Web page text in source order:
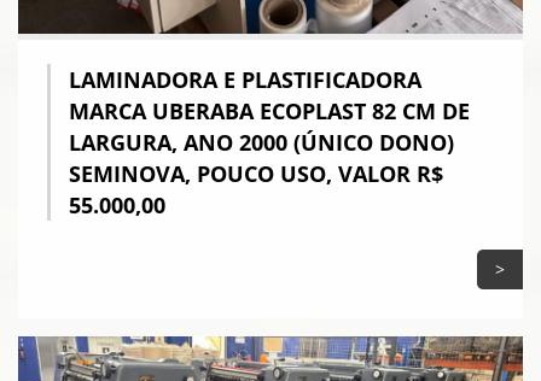
LAMINADORA E PLASTIFICADORA
MARCA UBERABA ECOPLAST 82 CM DE
LARGURA, ANO 2000 (ÚNICO DONO)
SEMINOVA, POUCO USO, VALOR R$
55.000,00
>